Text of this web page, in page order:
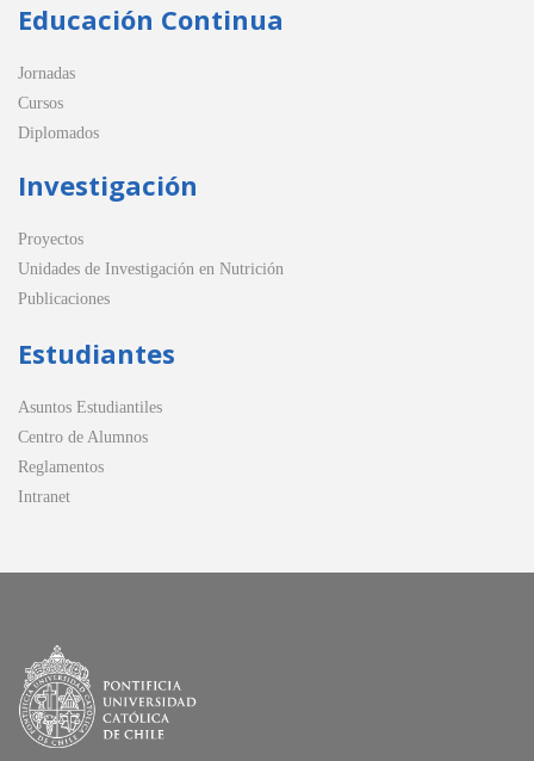
Educación Continua
Jornadas
Cursos
Diplomados
Investigación
Proyectos
Unidades de Investigación en Nutrición
Publicaciones
Estudiantes
Asuntos Estudiantiles
Centro de Alumnos
Reglamentos
Intranet